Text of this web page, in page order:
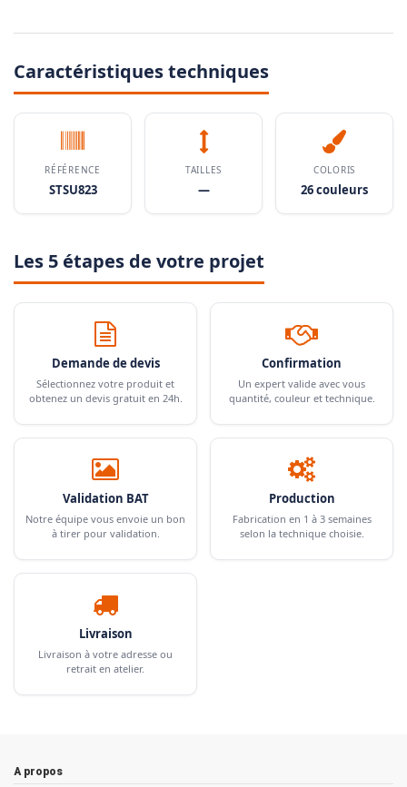
Caractéristiques techniques
RÉFÉRENCE
STSU823
TAILLES
—
COLORIS
26 couleurs
Les 5 étapes de votre projet
Demande de devis
Sélectionnez votre produit et
obtenez un devis gratuit en 24h.
Confirmation
Un expert valide avec vous
quantité, couleur et technique.
Validation BAT
Notre équipe vous envoie un bon
à tirer pour validation.
Production
Fabrication en 1 à 3 semaines
selon la technique choisie.
Livraison
Livraison à votre adresse ou
retrait en atelier.
A propos